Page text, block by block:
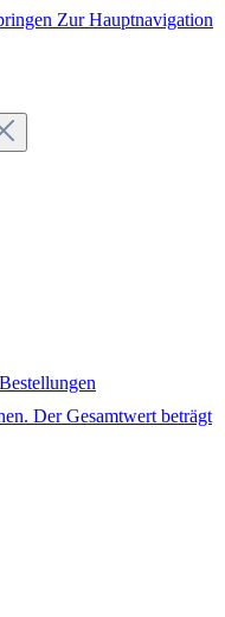
Zur Hauptnavigation
Bestellungen
Der Gesamtwert beträgt